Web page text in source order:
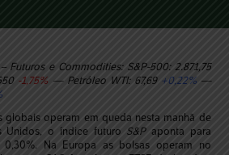
– Futuros e Commodities: S&P-500: 2.871,75
-1,75% — Petróleo WTI: 67,69 +0,22%—
globais operam em queda nesta manhã de
Unidos, o índice futuro S&Paponta para
Na Europa as bolsas operam no